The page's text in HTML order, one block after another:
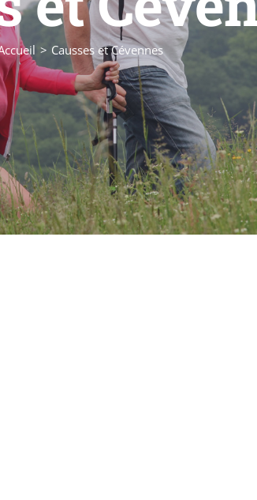
Causses et Cévennes